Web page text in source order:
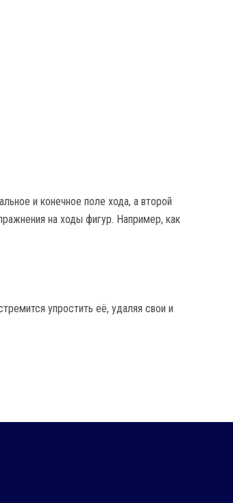
и конечное поле хода, а второй
на ходы фигур. Например, как
упростить её, удаляя свои и